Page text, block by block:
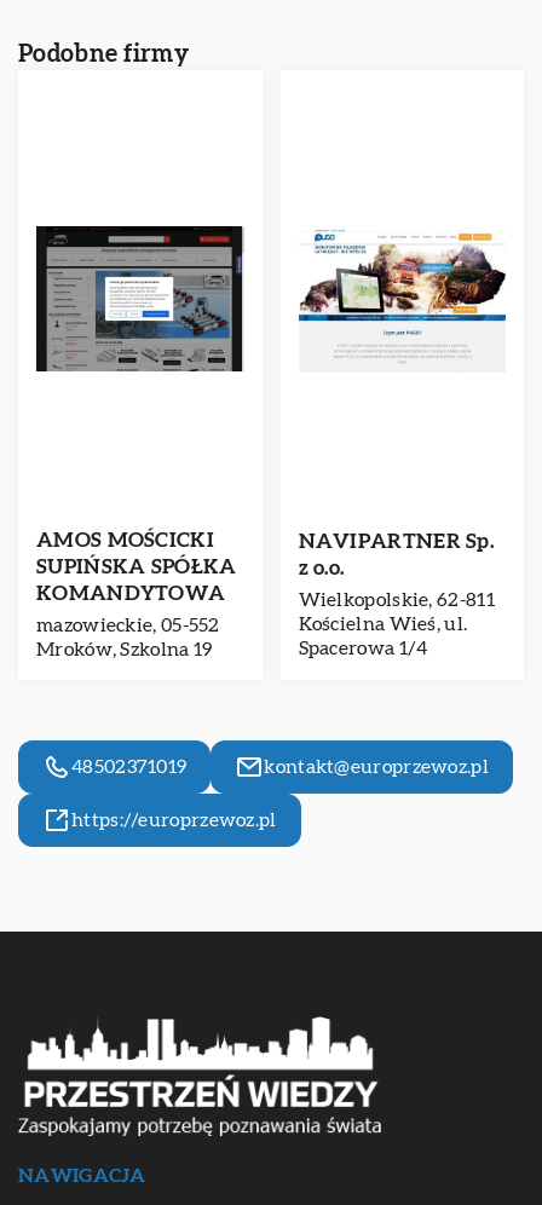
Podobne firmy
AMOS MOŚCICKI
SUPIŃSKA SPÓŁKA
KOMANDYTOWA
mazowieckie, 05-552
Mroków, Szkolna 19
NAVIPARTNER Sp.
z o.o.
Wielkopolskie, 62-811
Kościelna Wieś, ul.
Spacerowa 1/4
48502371019 kontakt@europrzewoz.pl
https://europrzewoz.pl
NAWIGACJA